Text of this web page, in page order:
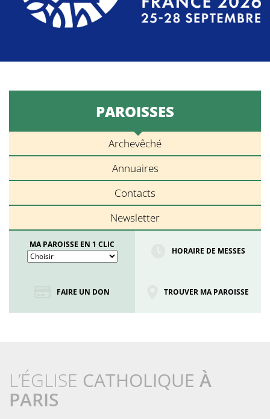
PAROISSES
Archevêché
Annuaires
Contacts
Newsletter
MA PAROISSE EN 1 CLIC
HORAIRE DE MESSES
FAIRE UN DON TROUVER MA PAROISSE
L’ÉGLISE CATHOLIQUE À
PARIS